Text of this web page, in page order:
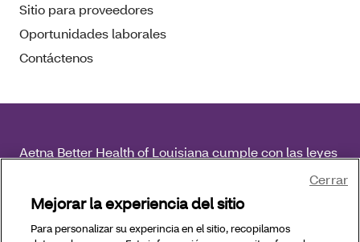
Sitio para proveedores
Oportunidades laborales
Contáctenos
Aetna Better Health of Louisiana cumple con las leyes
edad, discapacidad o sexo.
Mejorar la experiencia del sitio
Para personalizar su experincia en el sitio, recopilamos
Cerrar